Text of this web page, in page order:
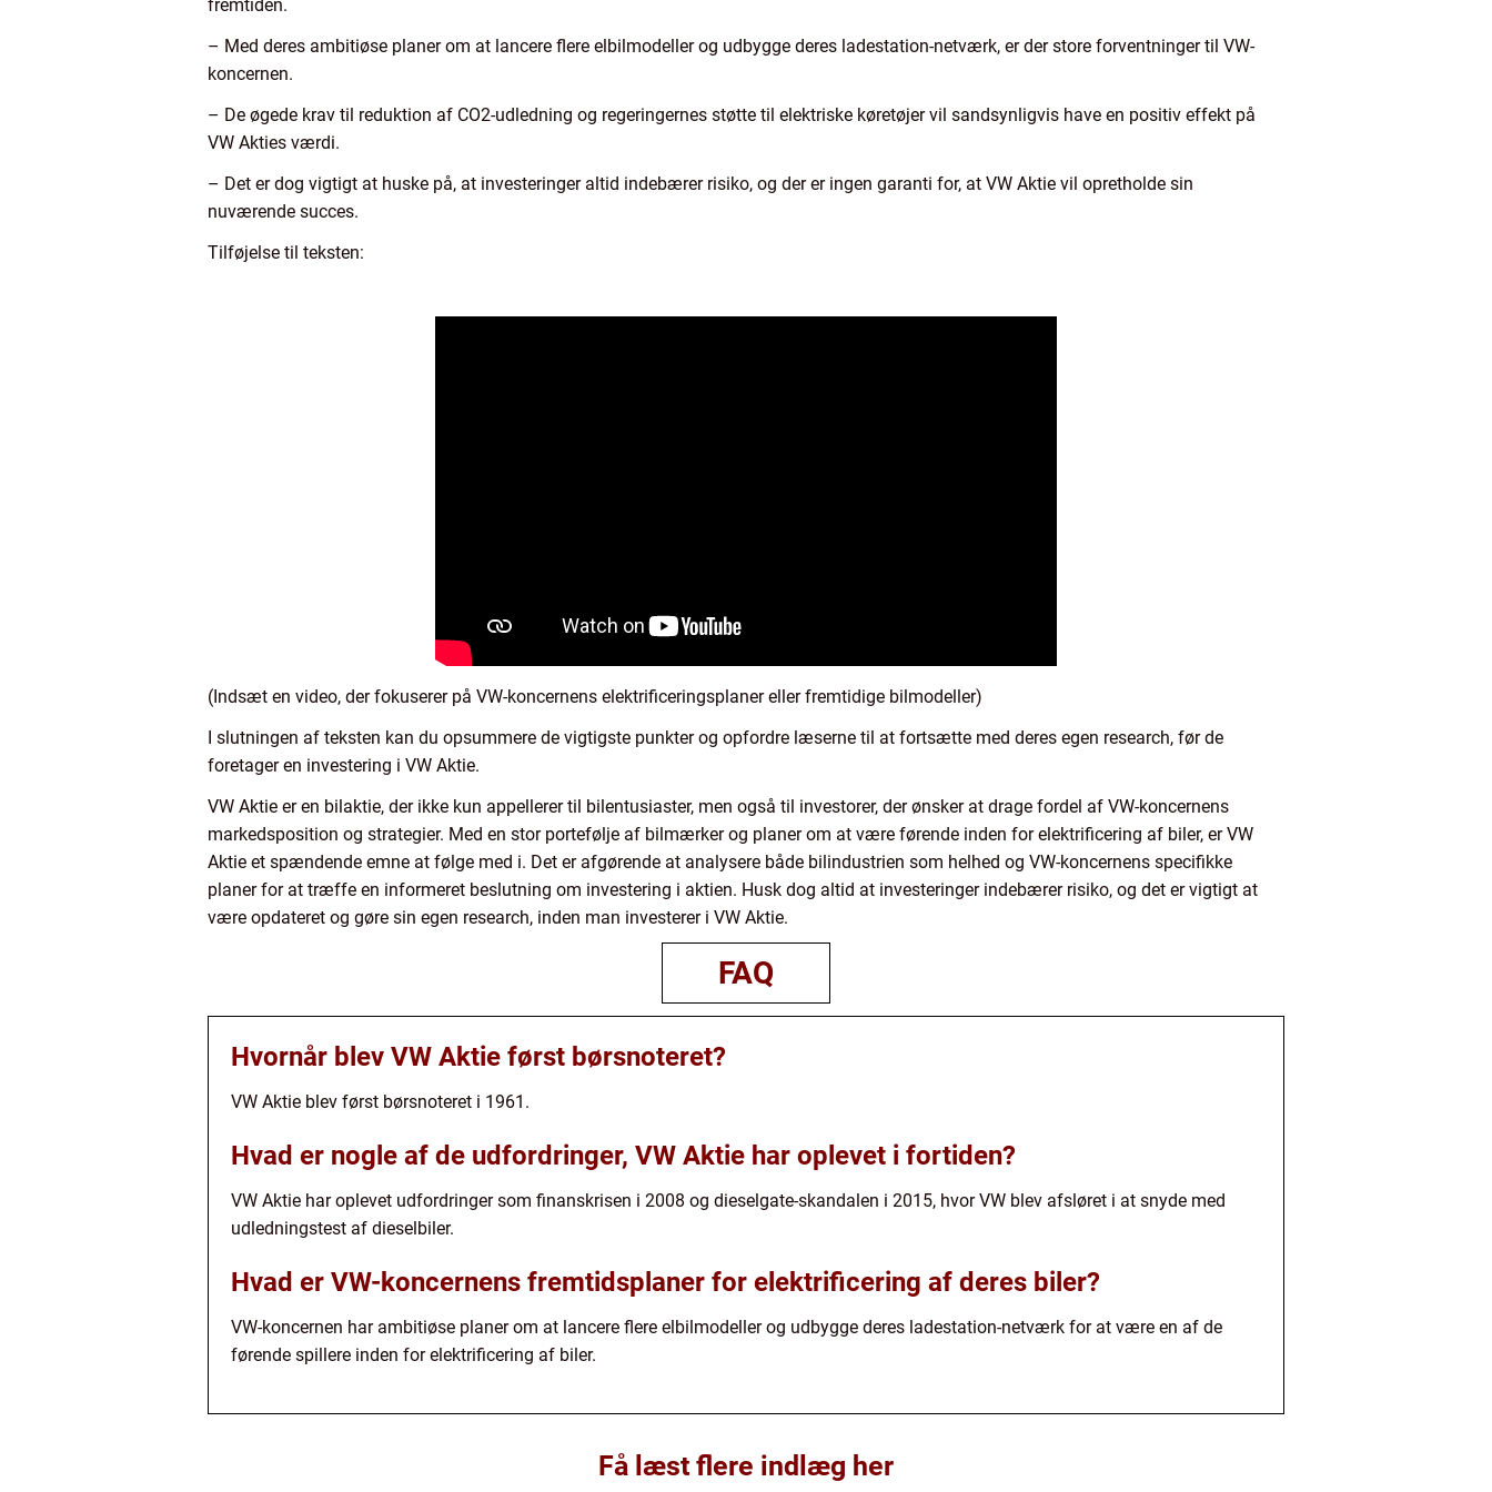
fremtiden.
– Med deres ambitiøse planer om at lancere flere elbilmodeller og udbygge deres ladestation-netværk, er der store forventninger til VW-
koncernen.
– De øgede krav til reduktion af CO2-udledning og regeringernes støtte til elektriske køretøjer vil sandsynligvis have en positiv effekt på
VW Akties værdi.
– Det er dog vigtigt at huske på, at investeringer altid indebærer risiko, og der er ingen garanti for, at VW Aktie vil opretholde sin
nuværende succes.
Tilføjelse til teksten:
(Indsæt en video, der fokuserer på VW-koncernens elektrificeringsplaner eller fremtidige bilmodeller)
I slutningen af teksten kan du opsummere de vigtigste punkter og opfordre læserne til at fortsætte med deres egen research, før de
foretager en investering i VW Aktie.
VW Aktie er en bilaktie, der ikke kun appellerer til bilentusiaster, men også til investorer, der ønsker at drage fordel af VW-koncernens
markedsposition og strategier. Med en stor portefølje af bilmærker og planer om at være førende inden for elektrificering af biler, er VW
Aktie et spændende emne at følge med i. Det er afgørende at analysere både bilindustrien som helhed og VW-koncernens specifikke
planer for at træffe en informeret beslutning om investering i aktien. Husk dog altid at investeringer indebærer risiko, og det er vigtigt at
være opdateret og gøre sin egen research, inden man investerer i VW Aktie.
FAQ
Hvornår blev VW Aktie først børsnoteret?
VW Aktie blev først børsnoteret i 1961.
Hvad er nogle af de udfordringer, VW Aktie har oplevet i fortiden?
VW Aktie har oplevet udfordringer som finanskrisen i 2008 og dieselgate-skandalen i 2015, hvor VW blev afsløret i at snyde med
udledningstest af dieselbiler.
Hvad er VW-koncernens fremtidsplaner for elektrificering af deres biler?
VW-koncernen har ambitiøse planer om at lancere flere elbilmodeller og udbygge deres ladestation-netværk for at være en af de
førende spillere inden for elektrificering af biler.
Få læst flere indlæg her